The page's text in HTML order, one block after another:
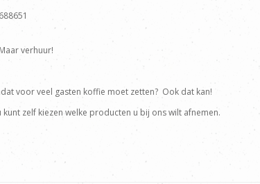
verhuur!
voor veel gasten koffie moet zetten? Ook dat kan!
zelf kiezen welke producten u bij ons wilt afnemen.